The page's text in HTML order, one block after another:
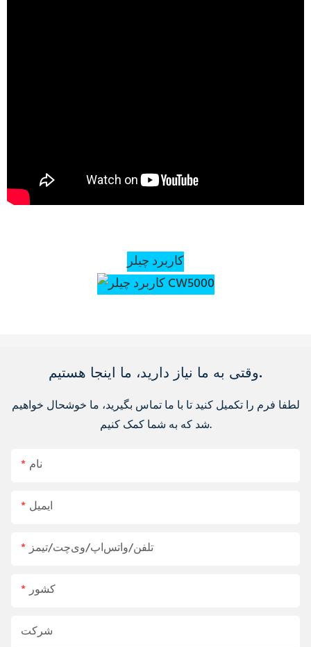
کاربرد چیلر
وقتی به ما نیاز دارید، ما اینجا هستیم.
لطفا فرم را تکمیل کنید تا با ما تماس بگیرید، ما خوشحال خواهیم
شد که به شما کمک کنیم.
نام
ایمیل
تلفن/واتس‌اپ/وی‌چت/تیمز
کشور
شرکت